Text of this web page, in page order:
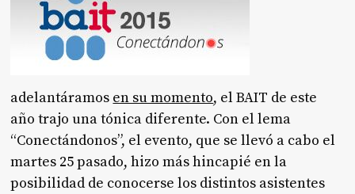
adelantáramos en su momento, el BAIT de este
año trajo una tónica diferente. Con el lema
“Conectándonos”, el evento, que se llevó a cabo el
martes 25 pasado, hizo más hincapié en la
posibilidad de conocerse los distintos asistentes